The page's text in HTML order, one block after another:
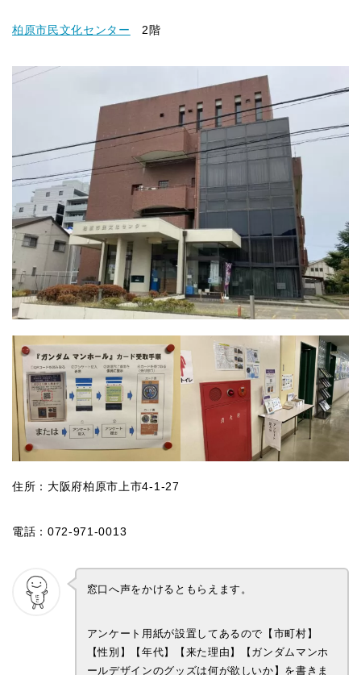
柏原市民文化センター 2階
住所：大阪府柏原市上市4-1-27
電話：072-971-0013
窓口へ声をかけるともらえます。
アンケート用紙が設置してあるので【市町村】
【性別】【年代】【来た理由】【ガンダムマンホ
ールデザインのグッズは何が欲しいか】を書きま